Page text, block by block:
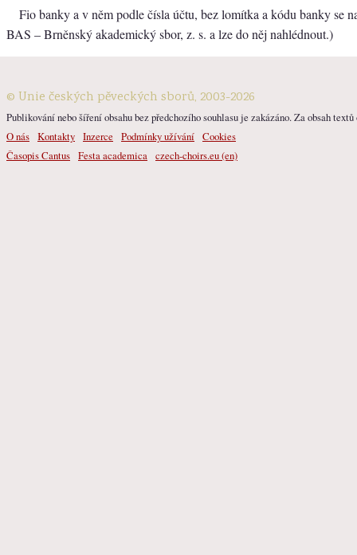
Fio banky a v něm podle čísla účtu, bez lomítka a kódu banky se
BAS – Brněnský akademický sbor, z. s. a lze do něj nahlédnout.)
© Unie českých pěveckých sborů, 2003-2026
Publikování nebo šíření obsahu bez předchozího souhlasu je zakázáno. Za obsah
O nás Kontakty Inzerce Podmínky užívání Cookies
Časopis Cantus Festa academica czech-choirs.eu (en)